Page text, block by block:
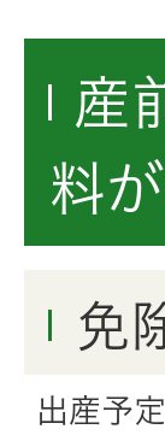
産
料
免
出産予